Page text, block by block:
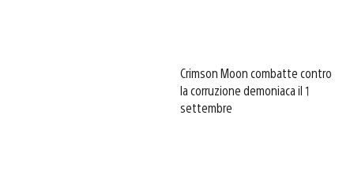
Crimson Moon combatte contro
la corruzione demoniaca il 1
settembre